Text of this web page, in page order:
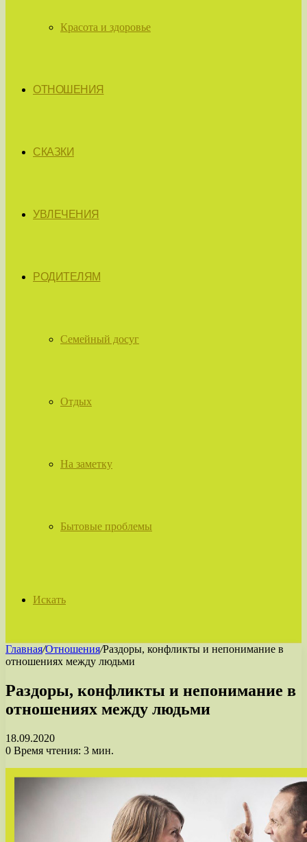
Красота и здоровье
ОТНОШЕНИЯ
СКАЗКИ
УВЛЕЧЕНИЯ
РОДИТЕЛЯМ
Семейный досуг
Отдых
На заметку
Бытовые проблемы
Искать
Главная/Отношения/Раздоры, конфликты и непонимание в
отношениях между людьми
Раздоры, конфликты и непонимание в
отношениях между людьми
18.09.2020
0 Время чтения: 3 мин.